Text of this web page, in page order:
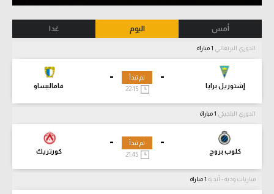
أمس اليوم غدا
الدوري البرتغالي
-
إشتوريل برايا
-
فاماليساو
لم تبدأ
22:15
الدوري البلجيكي
-
كلوب بروج
-
كورتريك
لم تبدأ
21:45
مباريات ودية - أندية